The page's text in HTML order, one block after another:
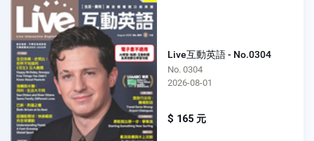
Live互動英語 - No.0304
No. 0304
2026-08-01
$ 165 元